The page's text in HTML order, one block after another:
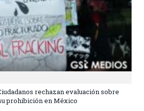
rechazan evaluación sobre
prohibición en México